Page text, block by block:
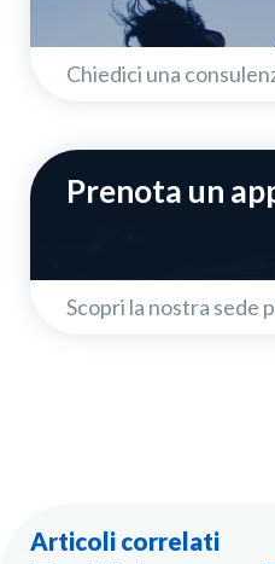
Chiedici una
Prenota un
Scopri la nostra sede
Articoli correlati